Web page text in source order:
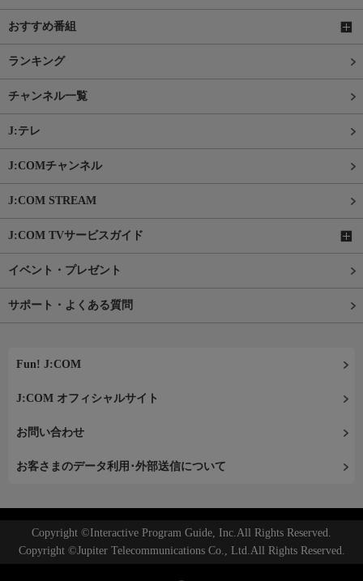
おすすめ番組
ランキング
チャンネル一覧
J:テレ
J:COMチャンネル
J:COM STREAM
J:COM TVサービスガイド
イベント・プレゼント
サポート・よくある質問
Fun! J:COM
J:COM オフィシャルサイト
お問い合わせ
お客さまのデータ利用･外部送信について
Copyright ©Interactive Program Guide, Inc.All Rights Reserved.
Copyright ©Jupiter Telecommunications Co., Ltd.All Rights Reserved.